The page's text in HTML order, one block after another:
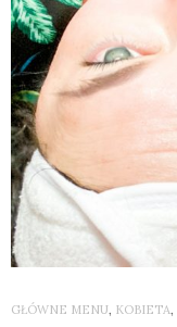
GŁÓWNE MENU, KOBIETA,